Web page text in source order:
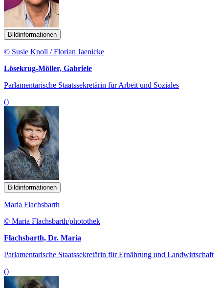
Bildinformationen
© Susie Knoll / Florian Jaenicke
Lösekrug-Möller, Gabriele
Parlamentarische Staatssekretärin für Arbeit und Soziales
()
Bildinformationen
Maria Flachsbarth
© Maria Flachsbarth/photothek
Flachsbarth, Dr. Maria
Parlamentarische Staatssekretärin für Ernährung und Landwirtschaft
()